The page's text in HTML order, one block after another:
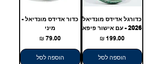
כדורגל אדידס מונדיאל
2026 - עם אישור פיפא
מחיר
הוספה לסל
כדור אדידס מונדיאל -
מיני
מחיר
הוספה לסל